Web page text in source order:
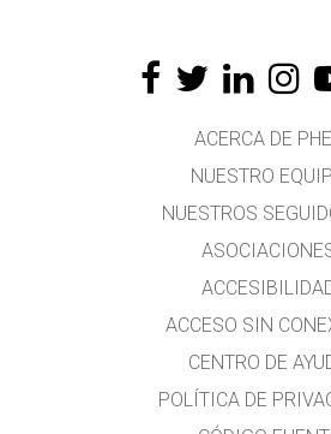
ACERCA DE
NUESTRO
NUESTROS
ACCESO SIN
CENTRO DE
POLÍTICA DE